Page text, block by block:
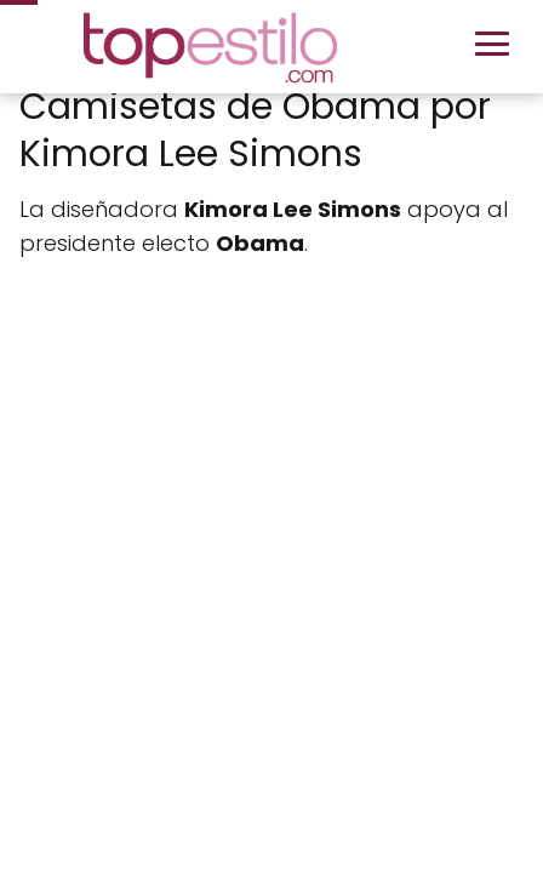
Camisetas de Obama por
Kimora Lee Simons
La diseñadora Kimora Lee Simons apoya al
presidente electo Obama.